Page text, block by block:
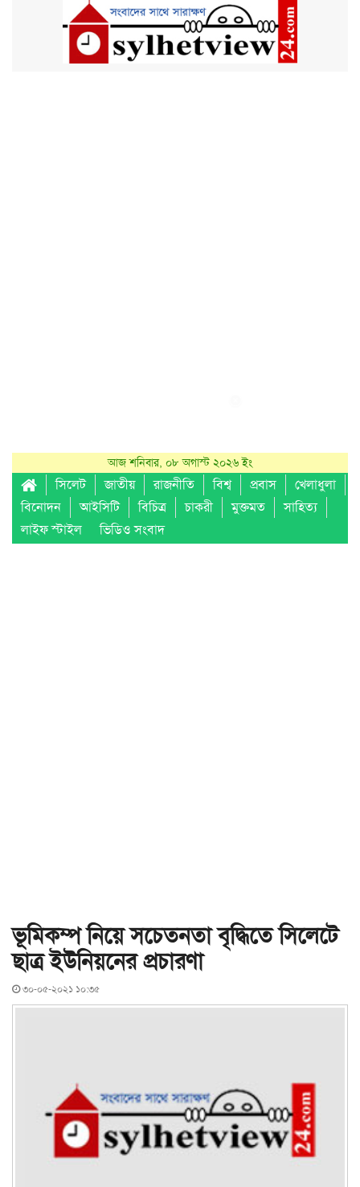
আজ শনিবার, ০৮ অগাস্ট ২০২৬ ইং
সিলেট জাতীয় রাজনীতি বিশ্ব প্রবাস
খেলাধুলা
বিনোদন
আইসিটি বিচিত্র চাকরী মুক্তমত
সাহিত্য
লাইফ স্টাইল
ভিডিও সংবাদ
ভূমিকম্প নিয়ে সচেতনতা বৃদ্ধিতে সিলেটে
ছাত্র ইউনিয়নের প্রচারণা
৩০-০৫-২০২১ ১০:৩৫